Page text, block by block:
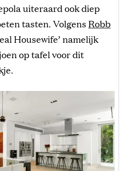
uiteraard ook diep
tasten. Volgens Robb
Housewife’ namelijk
op tafel voor dit